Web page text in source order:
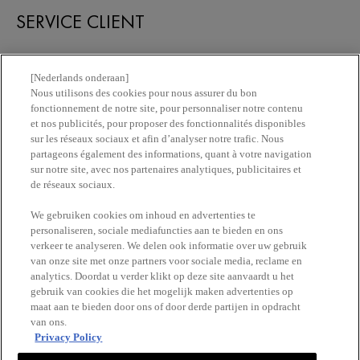
SERVICE CLIENT
Newsletter
Trouvez une pharmacie​
RESTEZ EN CONTACT
[Nederlands onderaan]
Nous utilisons des cookies pour nous assurer du bon
fonctionnement de notre site, pour personnaliser notre contenu
et nos publicités, pour proposer des fonctionnalités disponibles
sur les réseaux sociaux et afin d’analyser notre trafic. Nous
partageons également des informations, quant à votre navigation
sur notre site, avec nos partenaires analytiques, publicitaires et
de réseaux sociaux.
We gebruiken cookies om inhoud en advertenties te
personaliseren, sociale mediafuncties aan te bieden en ons
verkeer te analyseren. We delen ook informatie over uw gebruik
van onze site met onze partners voor sociale media, reclame en
analytics. Doordat u verder klikt op deze site aanvaardt u het
gebruik van cookies die het mogelijk maken advertenties op
maat aan te bieden door ons of door derde partijen in opdracht
van ons.
Privacy Policy